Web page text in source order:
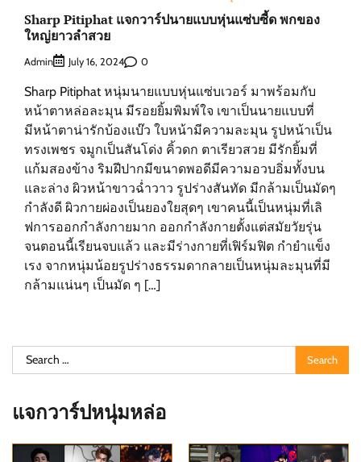
Sharp Pitiphat แจกวาร์ปนายแบบหุ่นแซ่บซี้ด พกของ
ใหญ่ยาวลำสวย
Admin July 16, 2024 0
Sharp Pitiphat หนุ่มนายแบบหุ่นแซ่บเวอร์ มาพร้อมกับ
หน้าตาหล่อละมุน มีรอยยิ้มพิมพ์ใจ เขาเป็นนายแบบที่
มีหน้าตาน่ารักบ้องแบ๊ว ใบหน้ามีความละมุน รูปหน้าเป็น
ทรงเพชร จมูกเป็นสันโด่ง คิ้วดก ตาเรียวสวย มีรักยิ้มที่
แก้มสองข้าง ริมฝีปากมีขนาดพอดีมีความอวบอิ่มทั้งบน
และล่าง ผิวหน้าขาวฉ่ำวาว รูปร่างสันทัด มีกล้ามเป็นมัดๆ
กำลังดี ผิวกายผ่องเป็นยองใยสุดๆ เขาคนนี้เป็นหนุ่มที่เลิ
ฟการออกกำลังกายมาก ออกกำลังกายตั้งแต่สมัยวัยรุ่น
จนตอนนี้เรียนจบแล้ว และมีร่างกายที่เฟิร์มฟิต กำยำแข็ง
เรง จากหนุ่มน้อยรูปร่างธรรมดากลายเป็นหนุ่มละมุนที่มี
กล้ามแน่นๆ เป็นมัด ๆ […]
Search
for:
แจกวาร์ปหนุ่มหล่อ